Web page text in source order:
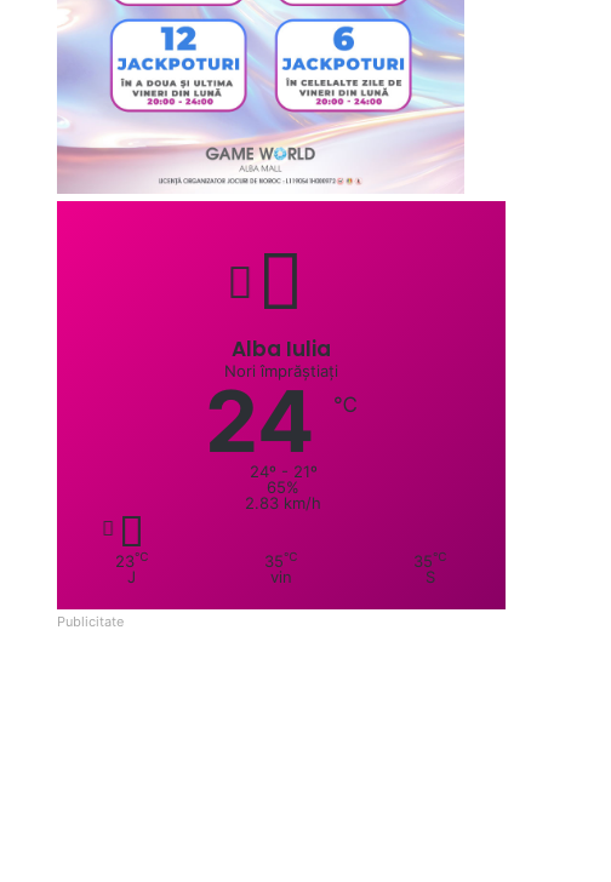
Alba Iulia
Nori împrăștiați
24 ℃
24º - 21º
65%
2.83 km/h
23℃
J
35℃
vin
35℃
S
Publicitate